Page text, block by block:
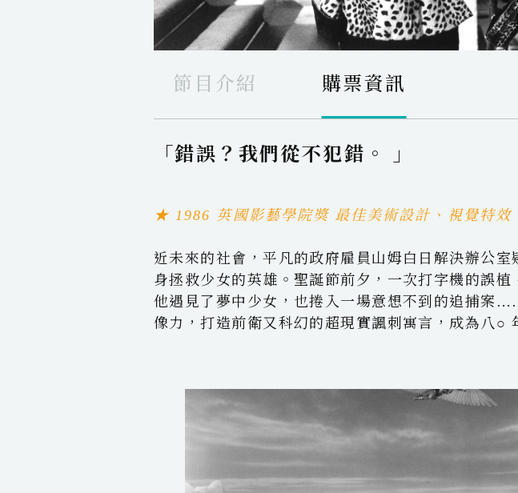
節目介紹 購票資訊
「錯誤？我們從不犯錯。 」
★ 1986 英國影藝學院獎 最佳美術設計、視覺特效
近未來的社會，平凡的政府雇員山姆白日解決辦公室
身拯救少女的英雄。聖誕節前夕，一次打字機的誤植
他遇見了夢中少女，也捲入一場意想不到的追捕案
像力，打造前衛又科幻的超現實諷刺寓言，成為八○